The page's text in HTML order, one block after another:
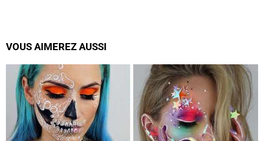
VOUS AIMEREZ AUSSI